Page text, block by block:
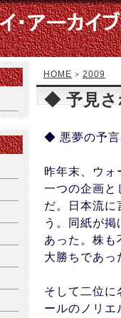
HOME > 2009
◆ 予見さ
◆ 悪夢の予
昨年末、ウ
一つの企画
だ。日本流に
う。同紙が
あった。株も
大勝ちであっ
そして二位に
ールのノリエ